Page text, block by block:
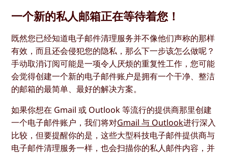
一个新的私人邮箱正在等待着您！
既然您已经知道电子邮件清理服务并不像他们声称的那样
有效，而且还会侵犯您的隐私，那么下一步该怎么做呢？
手动取消订阅可能是一项令人厌烦的重复性工作，您可能
会觉得创建一个新的电子邮件账户是拥有一个干净、整洁
的邮箱的最简单、最好的解决方案。
如果你想在 Gmail 或 Outlook 等流行的提供商那里创建
一个电子邮件账户，我们将对Gmail 与 Outlook进行深入
比较，但要提醒你的是，这些大型科技电子邮件提供商与
电子邮件清理服务一样，也会扫描你的私人邮件内容，并